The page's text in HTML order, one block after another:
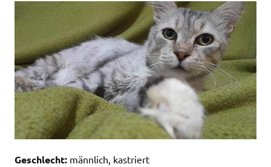
Geschlecht: männlich, kastriert